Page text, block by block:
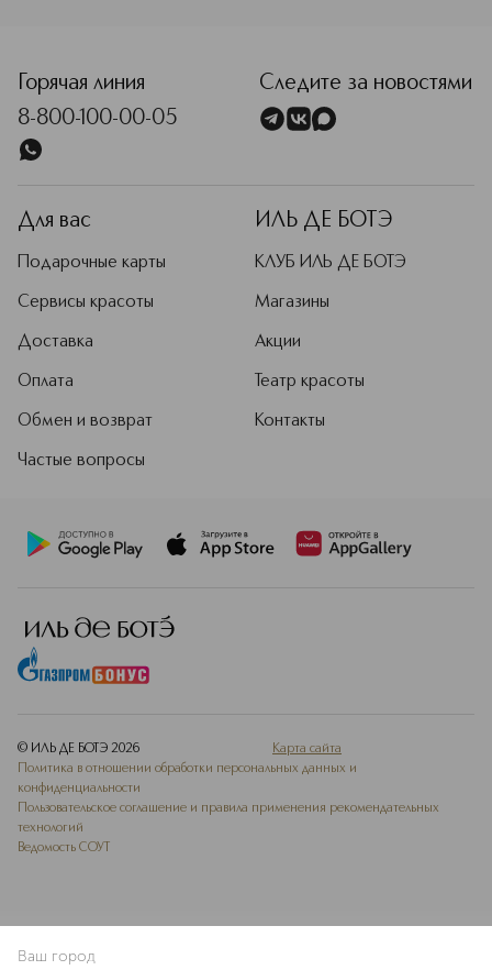
В КОРЗИНУ
Горячая линия
8-800-100-00-05
Следите за новостями
Для вас
Подарочные карты
Сервисы красоты
Доставка
Оплата
Обмен и возврат
Частые вопросы
ИЛЬ ДЕ БОТЭ
КЛУБ ИЛЬ ДЕ БОТЭ
Магазины
Акции
Театр красоты
Контакты
© ИЛЬ ДЕ БОТЭ 2026
Карта сайта
Политика в отношении обработки персональных данных и
конфиденциальности
Пользовательское соглашение и правила применения рекомендательных
технологий
Ведомость СОУТ
Ваш город